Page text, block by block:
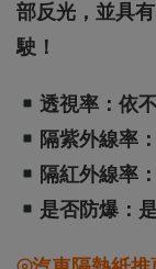
部反光，並具
駛！
透視率：依
隔紫外線率
隔紅外線率
是否防爆：